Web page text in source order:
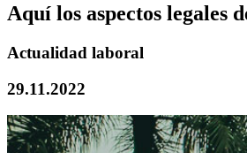
Aquí los aspectos legales
Actualidad laboral
29.11.2022